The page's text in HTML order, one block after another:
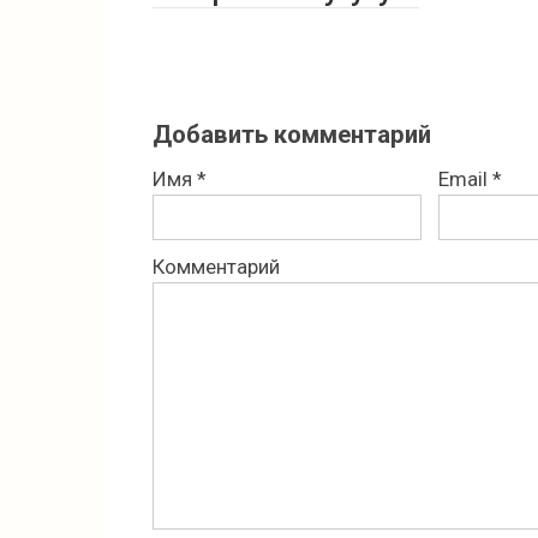
Добавить комментарий
Имя * Email *
Комментарий